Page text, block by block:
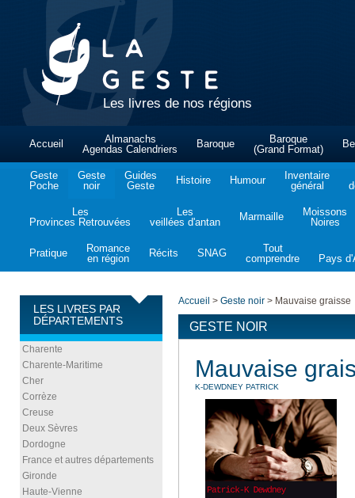
Les livres de nos régions
Accueil
Almanachs
Agendas Calendriers
Baroque
Baroque
(Grand Format)
Geste
Poche
Geste
noir
Guides
Geste
Histoire Humour
Inventaire
général
Les
Provinces Retrouvées
Les
veillées d'antan
Marmaille
Moissons
Noires
Pratique
Romance
en région
Récits SNAG
Tout
comprendre
Pays
LES LIVRES PAR
DÉPARTEMENTS
Charente
Charente-Maritime
Cher
Corrèze
Creuse
Deux Sèvres
Dordogne
France et autres départements
Gironde
Haute-Vienne
Accueil > Geste noir > Mauvaise graisse
GESTE NOIR
Mauvaise
K-DEWDNEY PATRICK